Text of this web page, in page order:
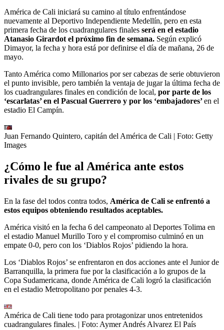
América de Cali iniciará su camino al título enfrentándose
nuevamente al Deportivo Independiente Medellín, pero en esta
primera fecha de los cuadrangulares finales será en el estadio
Atanasio Girardot el próximo fin de semana. Según explicó
Dimayor, la fecha y hora está por definirse el día de mañana, 26 de
mayo.
Tanto América como Millonarios por ser cabezas de serie obtuvieron
el punto invisible, pero también la ventaja de jugar la última fecha de
los cuadrangulares finales en condición de local, por parte de los
‘escarlatas’ en el Pascual Guerrero y por los ‘embajadores’en el
estadio El Campín.
Juan Fernando Quintero, capitán del América de Cali | Foto: Getty
Images
¿Cómo le fue al América ante estos
rivales de su grupo?
En la fase del todos contra todos, América de Cali se enfrentó a
estos equipos obteniendo resultados aceptables.
América visitó en la fecha 6 del campeonato al Deportes Tolima en
el estadio Manuel Murillo Toro y el compromiso culminó en un
empate 0-0, pero con los ‘Diablos Rojos’ pidiendo la hora.
Los ‘Diablos Rojos’ se enfrentaron en dos acciones ante el Junior de
Barranquilla, la primera fue por la clasificación a lo grupos de la
Copa Sudamericana, donde América de Cali logró la clasificación
en el estadio Metropolitano por penales 4-3.
América de Cali tiene todo para protagonizar unos entretenidos
cuadrangulares finales. | Foto: Aymer Andrés Alvarez El País